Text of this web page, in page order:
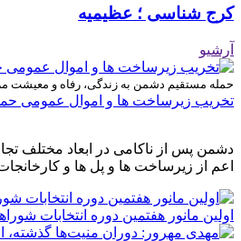
کرج شناسی ؛ عظیمیه
آرشیو
حمله مستقیم دشمن به زندگی، رفاه و معیشت
تخریب زیرساخت ها و اموال عمومی
دشمن پس از ناکامی در ابعاد مختلف
اعم از زیرساخت ها و پل ها و
اولین مانور هفتمین دوره انتخابات